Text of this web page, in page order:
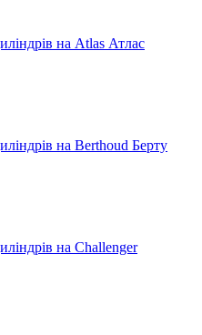
на Atlas Атлас
на Berthoud Берту
на Challenger